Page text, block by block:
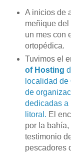
A inicios de
meñique del
un mes con
ortopédica.
Tuvimos el
of Hosting
localidad de
de
dedicadas a
litoral. El
por la bahía,
testimonio
pescadores